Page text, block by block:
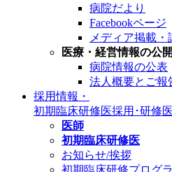
病院だより
Facebookページ
メディア掲載・
医療・経営情報の公開
病院情報の公表
法人概要とご報
採用情報・
初期臨床研修医採用･研修医
医師
初期臨床研修医
お知らせ/挨拶
初期臨床研修プログ